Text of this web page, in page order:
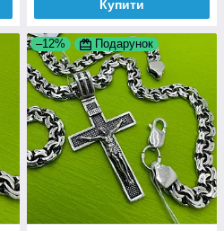
Купити
–12% Подарунок